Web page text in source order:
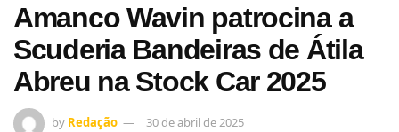
Amanco Wavin patrocina a
Scuderia Bandeiras de Átila
Abreu na Stock Car 2025
by Redação 30 de abril de 2025